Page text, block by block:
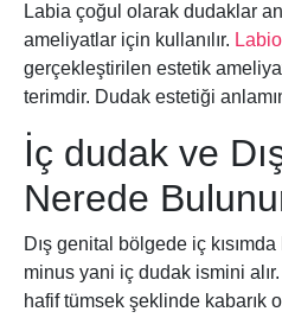
Labia çoğul olarak dudaklar
ameliyatlar için kullanılır.
gerçekleştirilen estetik
terimdir. Dudak estetiği
İç dudak ve
Nerede
Dış genital bölgede iç
minus yani iç dudak ismini
hafif tümsek şeklinde kabarık